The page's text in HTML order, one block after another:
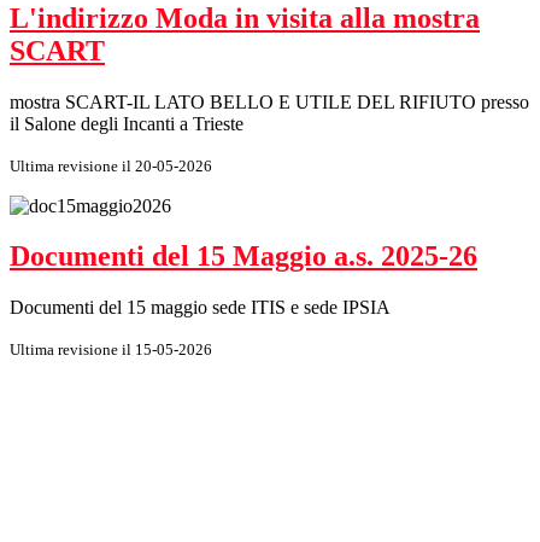
L'indirizzo Moda in visita alla mostra
SCART
mostra SCART-IL LATO BELLO E UTILE DEL RIFIUTO presso
il Salone degli Incanti a Trieste
Ultima revisione il 20-05-2026
Documenti del 15 Maggio a.s. 2025-26
Documenti del 15 maggio sede ITIS e sede IPSIA
Ultima revisione il 15-05-2026